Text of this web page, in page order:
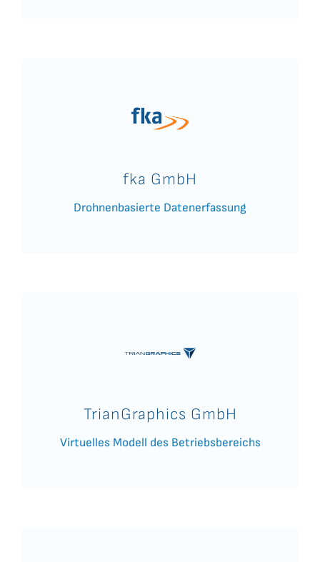
fka GmbH
Drohnenbasierte Datenerfassung
TrianGraphics GmbH
Virtuelles Modell des Betriebsbereichs